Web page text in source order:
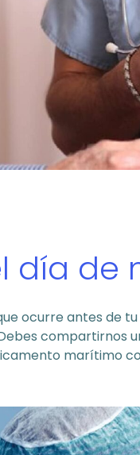
día de
ocurre antes de
compartirnos
marítimo